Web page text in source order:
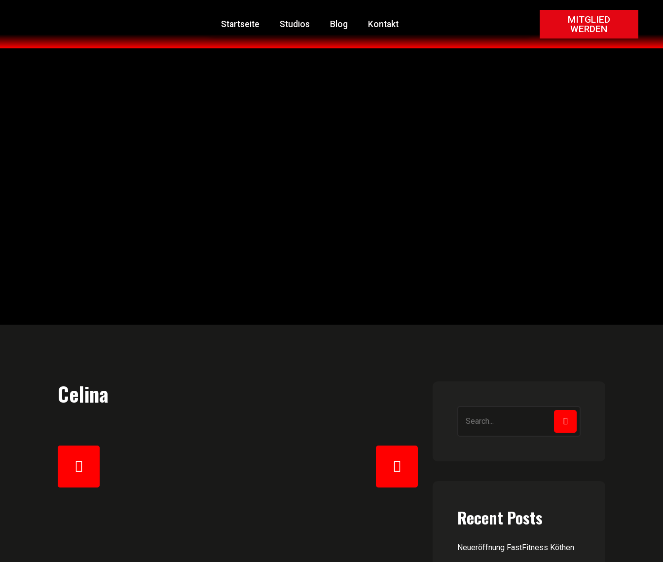
Startseite Studios Blog Kontakt
MITGLIED
WERDEN
Celina
Recent Posts
Neueröffnung FastFitness Köthen